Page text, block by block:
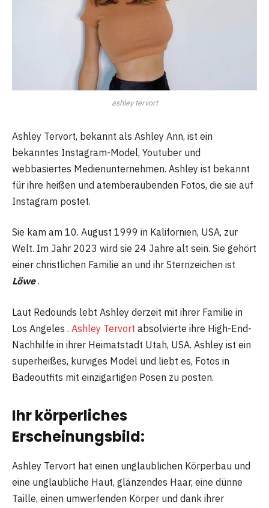
ashley tervort
Ashley Tervort, bekannt als Ashley Ann, ist ein
bekanntes Instagram-Model, Youtuber und
webbasiertes Medienunternehmen. Ashley ist bekannt
für ihre heißen und atemberaubenden Fotos, die sie auf
Instagram postet.
Sie kam am 10. August 1999 in Kalifornien, USA, zur
Welt. Im Jahr 2023 wird sie 24 Jahre alt sein. Sie gehört
einer christlichen Familie an und ihr Sternzeichen ist
Löwe.
Laut Redounds lebt Ashley derzeit mit ihrer Familie in
Los Angeles . Ashley Tervort absolvierte ihre High-End-
Nachhilfe in ihrer Heimatstadt Utah, USA. Ashley ist ein
superheißes, kurviges Model und liebt es, Fotos in
Badeoutfits mit einzigartigen Posen zu posten.
Ihr körperliches
Erscheinungsbild:
Ashley Tervort hat einen unglaublichen Körperbau und
eine unglaubliche Haut, glänzendes Haar, eine dünne
Taille, einen umwerfenden Körper und dank ihrer